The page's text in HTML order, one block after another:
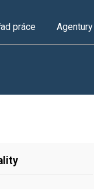
práce Agentury